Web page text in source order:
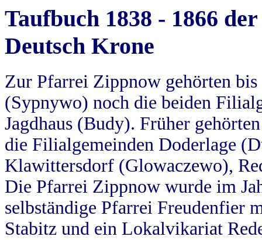
Taufbuch 1838 - 1866
Deutsch Krone
Zur Pfarrei Zippnow gehörten
(Sypnywo) noch die beiden
Jagdhaus (Budy). Früher
die Filialgemeinden Doderlage
Klawittersdorf (Glowaczewo),
Die Pfarrei Zippnow wurde im
selbständige Pfarrei Freudenfier
Stabitz und ein Lokalvikariat